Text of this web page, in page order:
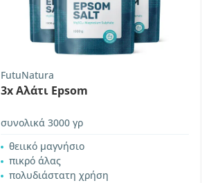
FutuNatura
3x Αλάτι Epsom
συνολικά 3000 γρ
θειικό μαγνήσιο
πικρό άλας
πολυδιάστατη χρήση